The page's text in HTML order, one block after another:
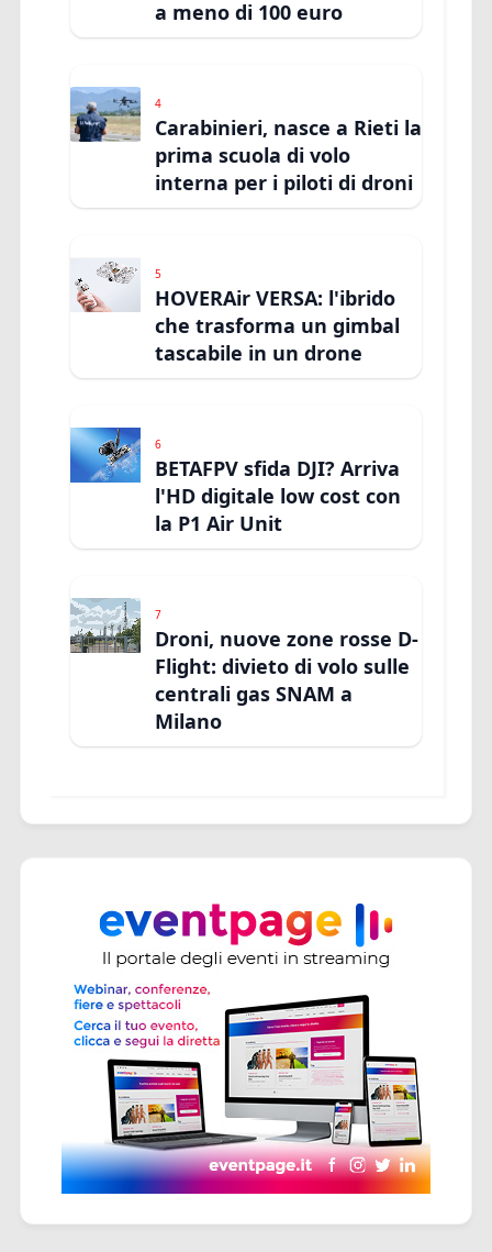
a meno di 100 euro
4
Carabinieri, nasce a Rieti la
prima scuola di volo
interna per i piloti di droni
5
HOVERAir VERSA: l'ibrido
che trasforma un gimbal
tascabile in un drone
6
BETAFPV sfida DJI? Arriva
l'HD digitale low cost con
la P1 Air Unit
7
Droni, nuove zone rosse D-
Flight: divieto di volo sulle
centrali gas SNAM a
Milano